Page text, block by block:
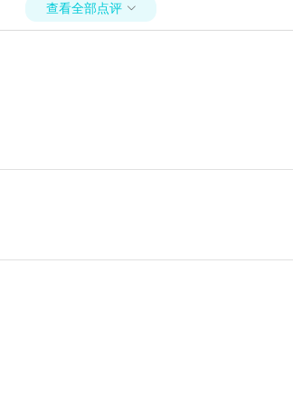
查看全部点评 